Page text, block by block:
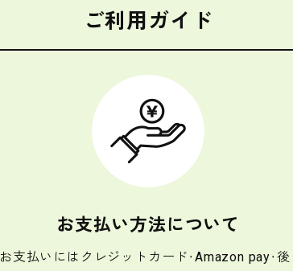
ご利用ガイド
お支払い方法について
お支払いにはクレジットカード・Amazon pay・後